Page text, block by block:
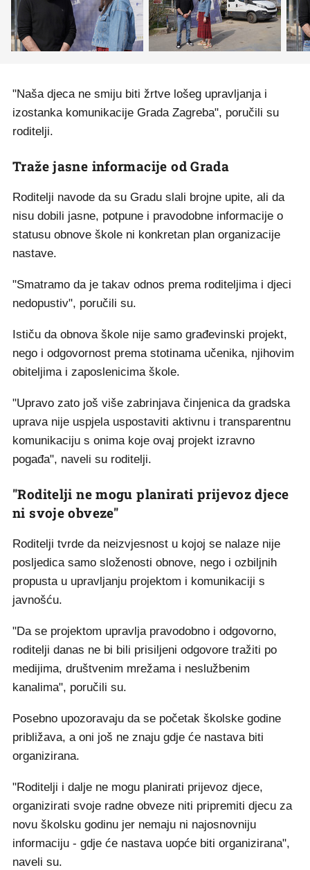
"Naša djeca ne smiju biti žrtve lošeg upravljanja i
izostanka komunikacije Grada Zagreba", poručili su
roditelji.
Traže jasne informacije od Grada
Roditelji navode da su Gradu slali brojne upite, ali da
nisu dobili jasne, potpune i pravodobne informacije o
statusu obnove škole ni konkretan plan organizacije
nastave.
"Smatramo da je takav odnos prema roditeljima i djeci
nedopustiv", poručili su.
Ističu da obnova škole nije samo građevinski projekt,
nego i odgovornost prema stotinama učenika, njihovim
obiteljima i zaposlenicima škole.
"Upravo zato još više zabrinjava činjenica da gradska
uprava nije uspjela uspostaviti aktivnu i transparentnu
komunikaciju s onima koje ovaj projekt izravno
pogađa", naveli su roditelji.
"Roditelji ne mogu planirati prijevoz djece
ni svoje obveze"
Roditelji tvrde da neizvjesnost u kojoj se nalaze nije
posljedica samo složenosti obnove, nego i ozbiljnih
propusta u upravljanju projektom i komunikaciji s
javnošću.
"Da se projektom upravlja pravodobno i odgovorno,
roditelji danas ne bi bili prisiljeni odgovore tražiti po
medijima, društvenim mrežama i neslužbenim
kanalima", poručili su.
Posebno upozoravaju da se početak školske godine
približava, a oni još ne znaju gdje će nastava biti
organizirana.
"Roditelji i dalje ne mogu planirati prijevoz djece,
organizirati svoje radne obveze niti pripremiti djecu za
novu školsku godinu jer nemaju ni najosnovniju
informaciju - gdje će nastava uopće biti organizirana",
naveli su.